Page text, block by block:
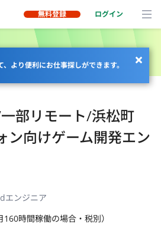
無料登録 ログイン
より便利にお仕事探しができます。
部リモート/浜松町
ン向けゲーム開発エン
エンジニア
時間稼働の場合・税別）